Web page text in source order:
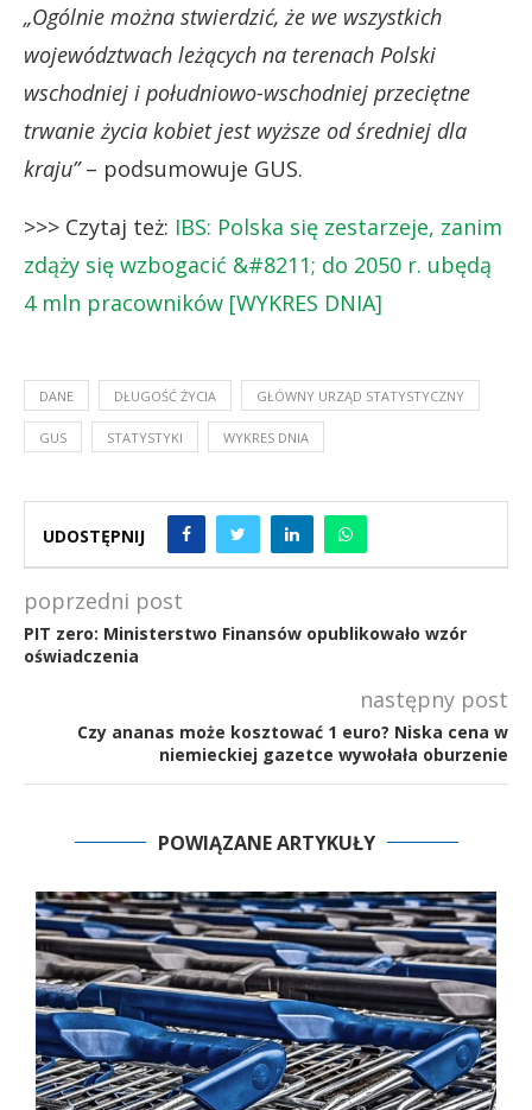
„Ogólnie można stwierdzić, że we wszystkich
województwach leżących na terenach Polski
wschodniej i południowo-wschodniej przeciętne
trwanie życia kobiet jest wyższe od średniej dla
kraju”– podsumowuje GUS.
>>> Czytaj też: IBS: Polska się zestarzeje, zanim
zdąży się wzbogacić &#8211; do 2050 r. ubędą
4 mln pracowników [WYKRES DNIA]
DANE DŁUGOŚĆ ŻYCIA GŁÓWNY URZĄD STATYSTYCZNY
GUS STATYSTYKI WYKRES DNIA
UDOSTĘPNIJ
poprzedni post
PIT zero: Ministerstwo Finansów opublikowało wzór
oświadczenia
następny post
Czy ananas może kosztować 1 euro? Niska cena w
niemieckiej gazetce wywołała oburzenie
POWIĄZANE ARTYKUŁY